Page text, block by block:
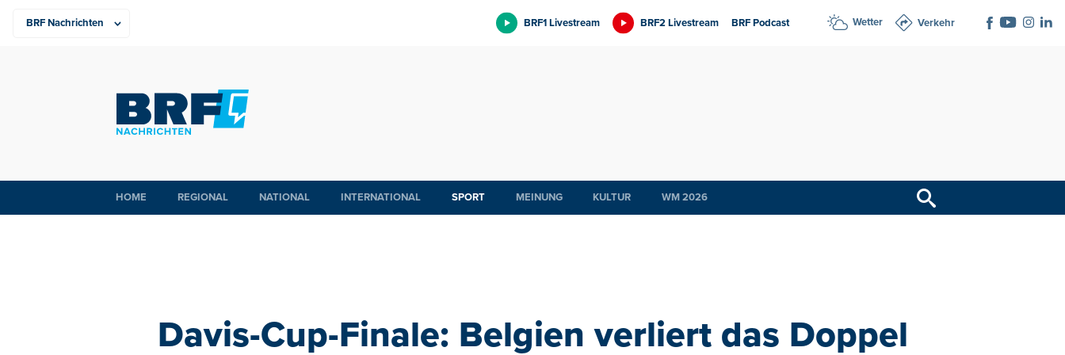
BRF1 Livestream BRF2 Livestream BRF Podcast Wetter Verkehr
HOME REGIONAL NATIONAL INTERNATIONAL SPORT MEINUNG KULTUR WM 2026
Davis-Cup-Finale: Belgien verliert das Doppel